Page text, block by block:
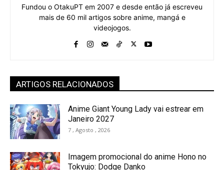
Fundou o OtakuPT em 2007 e desde então já escreveu
mais de 60 mil artigos sobre anime, mangá e
videojogos.
ARTIGOS RELACIONADOS
Anime Giant Young Lady vai estrear em
Janeiro 2027
7 , Agosto , 2026
Imagem promocional do anime Hono no
Tokyujo: Dodge Danko